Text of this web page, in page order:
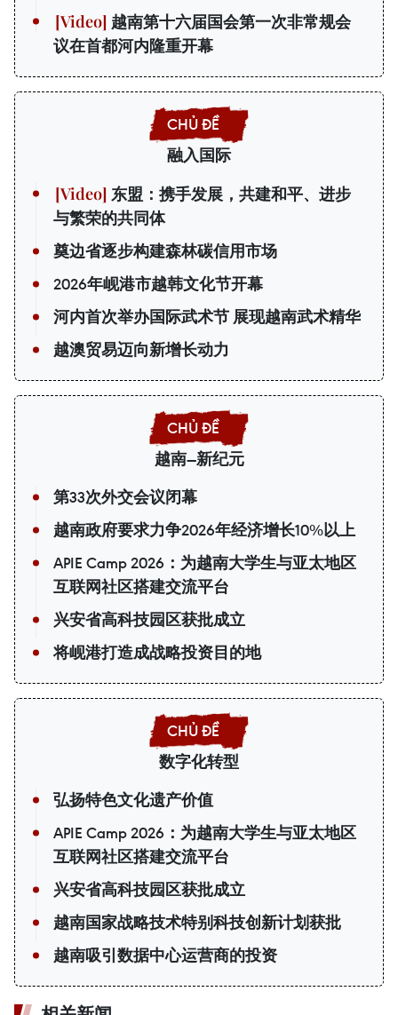
越南第十六届国会第一次非常规会
议在首都河内隆重开幕
融入国际
东盟：携手发展，共建和平、进步
与繁荣的共同体
奠边省逐步构建森林碳信用市场
2026年岘港市越韩文化节开幕
河内首次举办国际武术节 展现越南武术精华
越澳贸易迈向新增长动力
越南—新纪元
第33次外交会议闭幕
越南政府要求力争2026年经济增长10%以上
APIE Camp 2026：为越南大学生与亚太地区
互联网社区搭建交流平台
兴安省高科技园区获批成立
将岘港打造成战略投资目的地
数字化转型
弘扬特色文化遗产价值
APIE Camp 2026：为越南大学生与亚太地区
互联网社区搭建交流平台
兴安省高科技园区获批成立
越南国家战略技术特别科技创新计划获批
越南吸引数据中心运营商的投资